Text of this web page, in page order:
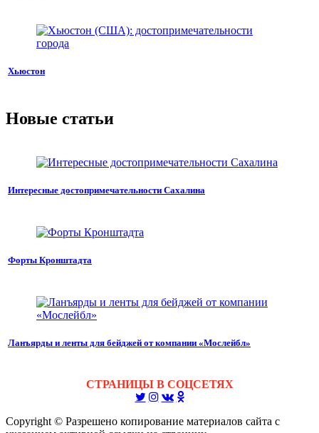
Хьюстон
Новые статьи
Интересные достопримечательности Сахалина
Форты Кронштадта
Ланъярды и ленты для бейджей от компании «Мослейбл»
СТРАНИЦЫ В СОЦСЕТЯХ
Copyright © Разрешено копирование материалов сайта с